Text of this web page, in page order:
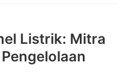
Listrik: Mitra